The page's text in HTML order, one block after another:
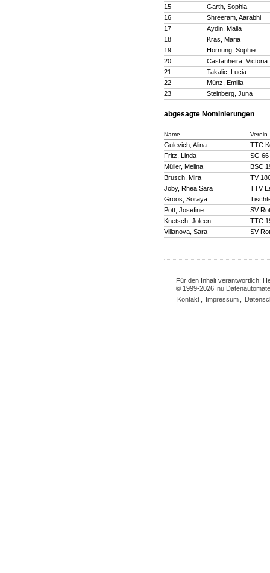
15
Garth, Sophia
16
Shreeram, Aarabhi
17
Aydin, Malia
18
Kras, Maria
19
Hornung, Sophie
20
Castanheira, Victoria
21
Takalic, Lucia
22
Münz, Emilia
23
Steinberg, Juna
abgesagte Nominierungen
Name Verein
Gulevich, Alina
TTC
Fritz, Linda
SG
Müller, Melina
BSC
Brusch, Mira
TV
Joby, Rhea Sara
TTV
Groos, Soraya
Pott, Josefine
SV
Knetsch, Joleen
TTC
Villanova, Sara
SV
Für den Inhalt verantwortlich:
© 1999-2026 nu
Kontakt
Impressum